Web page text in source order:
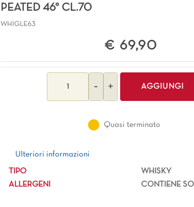
PEATED 46° CL.70
WHIGLE63
€ 69,90
AGGIUNGI
Quasi terminato
Ulteriori informazioni
Ulteriori informazioni
TIPO
WHISKY
ALLERGENI
CONTIENE